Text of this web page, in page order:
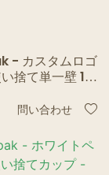
- カスタムロゴ
捨て単一壁 12
壁カップ
問い合わせ